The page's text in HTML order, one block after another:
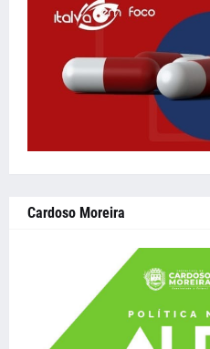
Cardoso Moreira